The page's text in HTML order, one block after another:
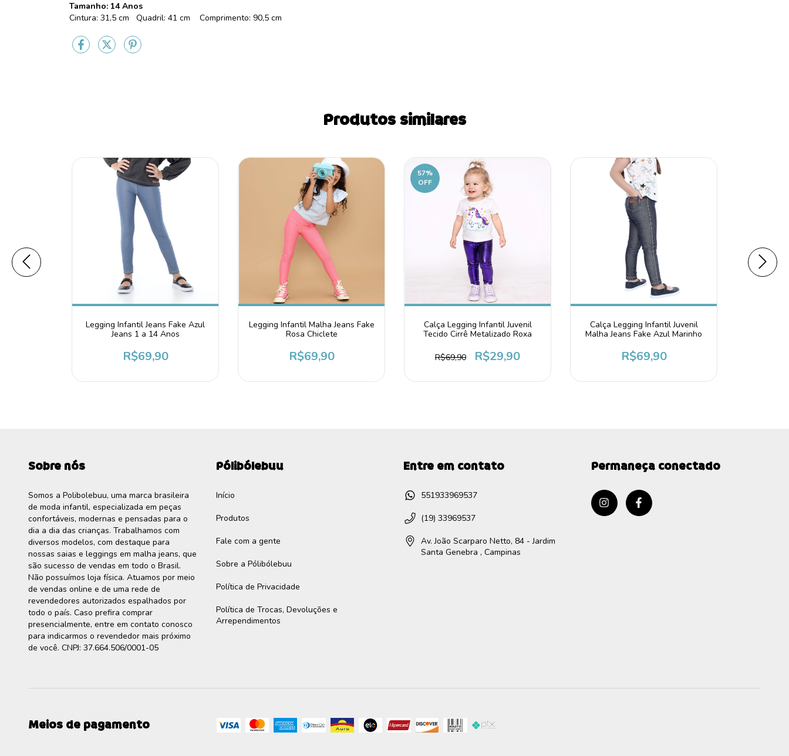
Tamanho: 14 Anos
Cintura: 31,5 cm Quadril: 41 cm Comprimento: 90,5 cm
Produtos similares
Legging Infantil Jeans Fake Azul
Jeans 1 a 14 Anos
R$69,90
Legging Infantil Malha Jeans Fake
Rosa Chiclete
R$69,90
57%
OFF
Calça Legging Infantil Juvenil
Tecido Cirrê Metalizado Roxa
R$69,90 R$29,90
Calça Legging Infantil Juvenil
Malha Jeans Fake Azul Marinho
R$69,90
Sobre nós
Somos a Polibolebuu, uma marca brasileira
de moda infantil, especializada em peças
confortáveis, modernas e pensadas para o
dia a dia das crianças. Trabalhamos com
diversos modelos, com destaque para
nossas saias e leggings em malha jeans, que
são sucesso de vendas em todo o Brasil.
Não possuímos loja física. Atuamos por meio
de vendas online e de uma rede de
revendedores autorizados espalhados por
todo o país. Caso prefira comprar
presencialmente, entre em contato conosco
para indicarmos o revendedor mais próximo
de você. CNPJ: 37.664.506/0001-05
Pólibólebuu
Início
Produtos
Fale com a gente
Sobre a Pólibólebuu
Política de Privacidade
Política de Trocas, Devoluções e
Arrependimentos
Entre em contato
551933969537
(19) 33969537
Av. João Scarparo Netto, 84 - Jardim
Santa Genebra , Campinas
Permaneça conectado
Meios de pagamento